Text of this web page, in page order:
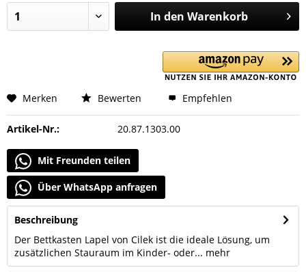
In den Warenkorb
Merken Bewerten Empfehlen
Artikel-Nr.: 20.87.1303.00
Mit Freunden teilen
Über WhatsApp anfragen
Beschreibung
Der Bettkasten Lapel von Cilek ist die ideale Lösung, um
zusätzlichen Stauraum im Kinder- oder... mehr